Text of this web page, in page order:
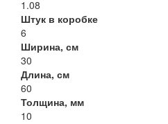
1.08
Штук в коробке
6
Ширина, см
30
Длина, см
60
Толщина, мм
10